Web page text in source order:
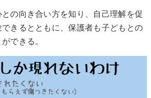
の向き合い方を知り、自己理解を促
きるとともに、保護者も子どもとの
できる。